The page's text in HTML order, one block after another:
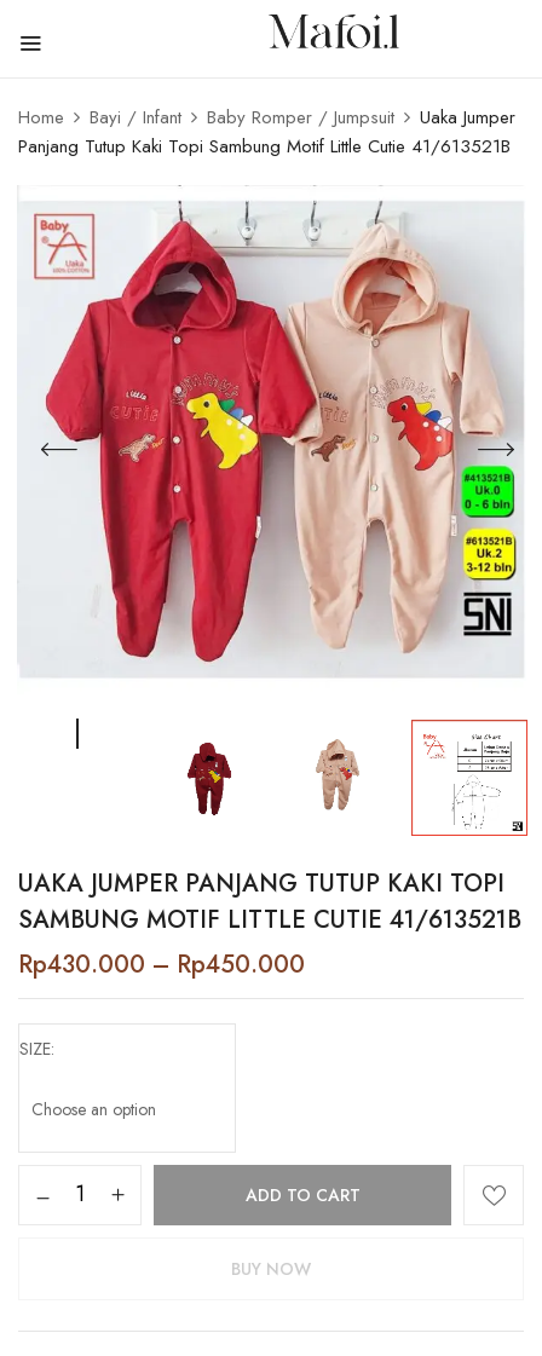
Home Bayi / Infant Baby Romper / Jumpsuit
Uaka Jumper
Panjang Tutup Kaki Topi Sambung Motif Little Cutie 41/613521B
UAKA JUMPER PANJANG TUTUP KAKI TOPI
SAMBUNG MOTIF LITTLE CUTIE 41/613521B
Rp430.000 – Rp450.000
Rp430.000
SIZE
Jumper
ADD TO CART
BUY NOW